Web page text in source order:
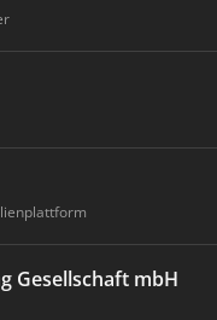
Gesellschaft mbH